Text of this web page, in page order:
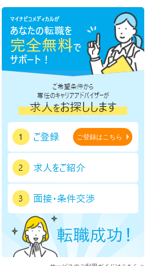
セラピスト
世の中の需要の高まりととも
に増加傾向の「介護施設」求
人をご紹介！
ご登録はこちら